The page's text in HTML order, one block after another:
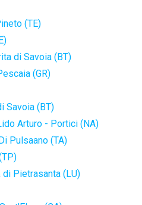
(TE)
di Savoia (BT)
(GR)
Savoia (BT)
Arturo - Portici (NA)
Pulsaano (TA)
di Pietrasanta (LU)